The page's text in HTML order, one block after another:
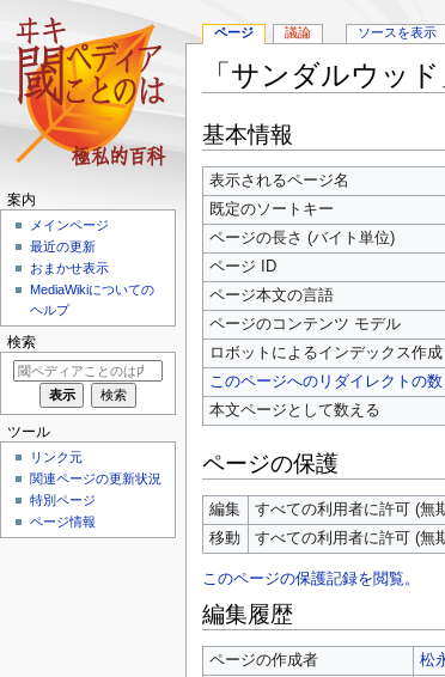
「サンダルウッ
ナ
ビ
ゲ
ー
シ
ョ
ン
に
移
動
検
索
に
移
動
基本情報
表示されるページ名
既定のソートキー
ページの長さ (バイト単位)
ページ ID
ページ本文の言語
ページのコンテンツ モデル
ロボットによるインデックス作成
このページへのリダイレクトの数
本文ページとして数える
ページの保護
編集
すべての利用者に許可 (無
移動
すべての利用者に許可 (無
このページの保護記録を閲覧。
編集履歴
ページの作成者 松
ページ 議論 ソースを表示
案内
メインページ
最近の更新
おまかせ表示
MediaWikiについての
ヘルプ
検索
ツール
リンク元
関連ページの更新状況
特別ページ
ページ情報